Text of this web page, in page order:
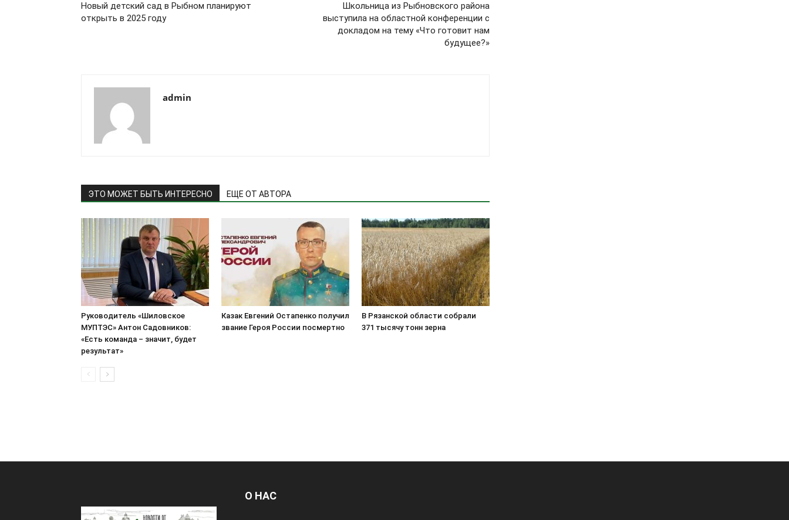
Новый детский сад в Рыбном планируют
открыть в 2025 году
Школьница из Рыбновского района
выступила на областной конференции с
докладом на тему «Что готовит нам
будущее?»
admin
ЭТО МОЖЕТ БЫТЬ ИНТЕРЕСНО ЕЩЕ ОТ АВТОРА
Руководитель «Шиловское
МУПТЭС» Антон Садовников:
«Есть команда – значит, будет
результат»
Казак Евгений Остапенко получил
звание Героя России посмертно
В Рязанской области собрали
371 тысячу тонн зерна
О НАС